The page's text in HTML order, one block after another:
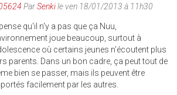
ParSenkile ven 18/01/2013 à 11h30
qu'il n'y a pas que ça Nuu,
joue beaucoup, surtout à
où certains jeunes n'écoutent plus
parents. Dans un bon cadre, ça peut tout de
bien se passer, mais ils peuvent être
facilement par les autres.